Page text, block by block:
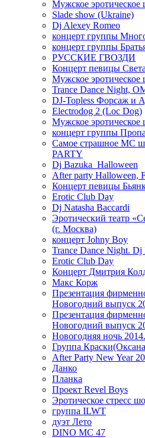
Мужское
Slade show (Ukraine)
Dj Alexey Romeo
концерт группы
концерт группы
РУССКИЕ ГВОЗДИ
Концерт певицы Света
Мужское
Trance Dance Night,
DJ-Topless Форсаж и
Electrodog 2 (Loc Dog)
Мужское
концерт группы
Самое страшное МС
PARTY
Dj Bazuka_Halloween
After party Halloween,
Концерт певицы
Erotic Club Day
Dj Natasha Baccardi
Эротический театр
(г. Москва)
концерт Johny Boy
Trance Dance Night. Dj
Erotic Club Day
Концерт Дмитрия
Макс Корж
Презентация
Новогодний выпуск
Презентация
Новогодний выпуск
Новогодняя ночь
Группа
After Party New Year
Данко
Планка
Проект Revel Boys
Эротическое стресс
группа ILWT
дуэт Лето
DINO MC 47